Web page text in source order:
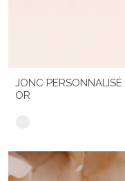
JONC PERSONNALISÉ
OR